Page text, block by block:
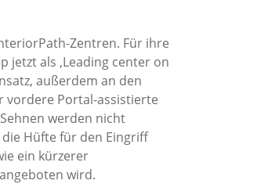
Zentren. Für ihre
jetzt als ‚Leading center on
außerdem an den
vordere Portal-assistierte
werden nicht
Hüfte für den Eingriff
ein kürzerer
wird.